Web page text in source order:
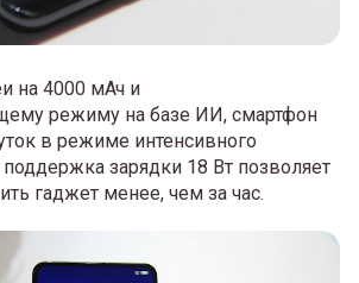
на 4000 мАч и
режиму на базе ИИ, смартфон
в режиме интенсивного
поддержка зарядки 18 Вт позволяет
гаджет менее, чем за час.